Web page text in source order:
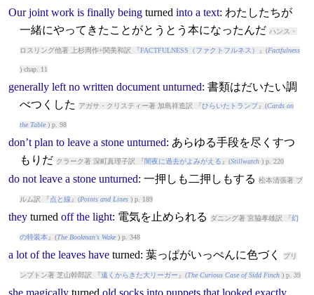
Our joint work is finally being turned into a text: わたしたちが
一緒にやってきたことがとうとう本になったんだ ハンス・
ロスリング他著 上杉周作+関美和訳 『FACTFULNESS（ファクトフルネス） 』(Factfulness
) chap. 11
generally left no written document unturned: 書類はだいたい調
べつくした
アガサ・クリスティー著 加島祥造訳 『ひらいたトランプ』(Cards on
the Table) p. 98
don’t plan to leave a stone unturned: あらゆる手段を尽くすつ
もりだ クラーク著 深町真理子訳 『闇夜に過去がよみがえる 』(Stillwatch) p. 220
do not leave a stone unturned: 一押しも二押しもする 松本清張著 ブ
ルム訳 『点と線 』(Points and Lines) p. 189
they turned off the light: 電気を止められる ダニング著 宮脇孝雄訳 『幻
の特装本』(The Bookman's Wake) p. 348
a lot of the leaves have turned: 葉っぱがいっぺんに色づく プリ
ンプトン著 芝山幹郎訳 『遠くからきた大リーガー 』(The Curious Case of Sidd Finch) p. 39